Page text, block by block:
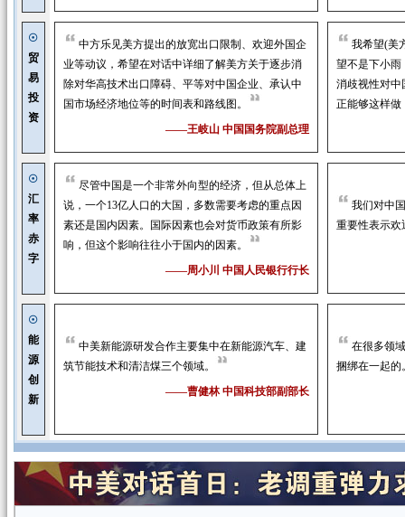
☉
贸
易
投
资
中方乐见美方提出的放宽出口限制、欢迎外国企
业等动议，希望在对话中详细了解美方关于逐步消
除对华高技术出口障碍、平等对中国企业、承认中
国市场经济地位等的时间表和路线图。
——王岐山 中国国务院副总理
我希望(美
望不是下小雨
消歧视性对中
正能够这样做
☉
汇
率
赤
字
尽管中国是一个非常外向型的经济，但从总体上
说，一个13亿人口的大国，多数需要考虑的重点因
素还是国内因素。国际因素也会对货币政策有所影
响，但这个影响往往小于国内的因素。
——周小川 中国人民银行行长
我们对中
重要性表示欢
☉
能
源
创
新
中美新能源研发合作主要集中在新能源汽车、建
筑节能技术和清洁煤三个领域。
——曹健林 中国科技部副部长
在很多领
捆绑在一起的